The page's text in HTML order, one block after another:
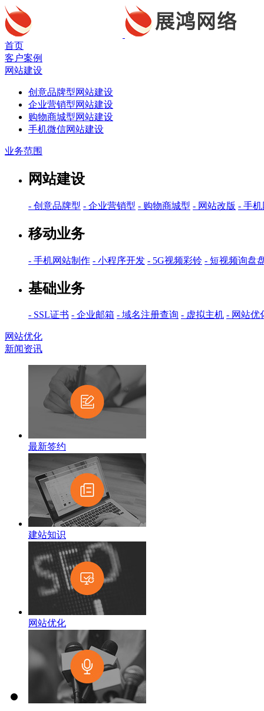
首页
客户案例
网站建设
创意品牌型网站建设
企业营销型网站建设
购物商城型网站建设
手机微信网站建设
业务范围
网站建设
- 创意品牌型 - 企业营销型 - 购物商城型 - 网站改版 - 手
移动业务
- 手机网站制作 - 小程序开发 - 5G视频彩铃 - 短视频询盘
基础业务
- SSL证书 - 企业邮箱 - 域名注册查询 - 虚拟主机 - 网站优
网站优化
新闻资讯
最新签约
建站知识
网站优化